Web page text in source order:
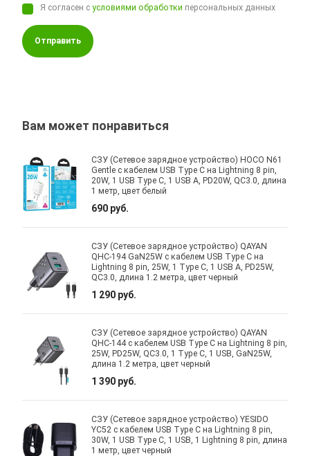
Я согласен сусловиями обработки персональных данных
Отправить
Вам может понравиться
СЗУ (Сетевое зарядное устройство) HOCO N61
Gentle с кабелем USB Type C на Lightning 8 pin,
20W, 1 USB Type C, 1 USB A, PD20W, QC3.0, длина
1 метр, цвет белый
690 руб.
СЗУ (Сетевое зарядное устройство) QAYAN
QHC-194 GaN25W с кабелем USB Type C на
Lightning 8 pin, 25W, 1 Type C, 1 USB A, PD25W,
QC3.0, длина 1.2 метра, цвет черный
1 290 руб.
СЗУ (Сетевое зарядное устройство) QAYAN
QHC-144 с кабелем USB Type C на Lightning 8 pin,
25W, PD25W, QC3.0, 1 Type C, 1 USB, GaN25W,
длина 1.2 метра, цвет черный
1 390 руб.
СЗУ (Сетевое зарядное устройство) YESIDO
YC52 с кабелем USB Type C на Lightning 8 pin,
30W, 1 USB Type C, 1 USB, 1 Lightning 8 pin, длина
1 метр, цвет черный